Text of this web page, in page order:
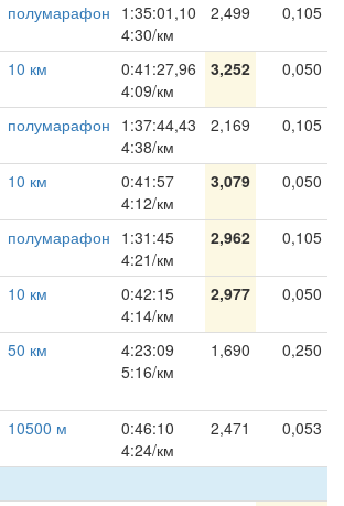
полумарафон 1:35:01,10
4:30/км
2,499 0,105
10 км
0:41:27,96
4:09/км
3,252 0,050
полумарафон 1:37:44,43
4:38/км
2,169 0,105
10 км
0:41:57
4:12/км
3,079 0,050
полумарафон 1:31:45
4:21/км
2,962 0,105
10 км
0:42:15
4:14/км
2,977 0,050
50 км
4:23:09
5:16/км
1,690 0,250
10500 м
0:46:10
4:24/км
2,471 0,053